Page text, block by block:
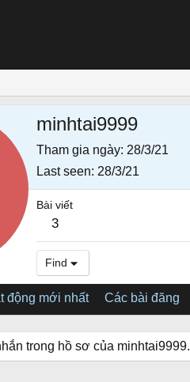
minhtai9999
Tham gia ngày 28/3/21
Last seen 28/3/21
Bài viết
3
Find
động mới nhất Các bài đăng
trong hồ sơ của minhtai9999.